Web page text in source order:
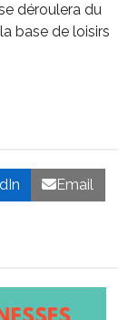
déroulera du
base de loisirs
Email